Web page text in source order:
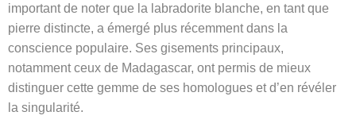
important de noter que la labradorite blanche, en tant que
pierre distincte, a émergé plus récemment dans la
conscience populaire. Ses gisements principaux,
notamment ceux de Madagascar, ont permis de mieux
distinguer cette gemme de ses homologues et d’en révéler
la singularité.